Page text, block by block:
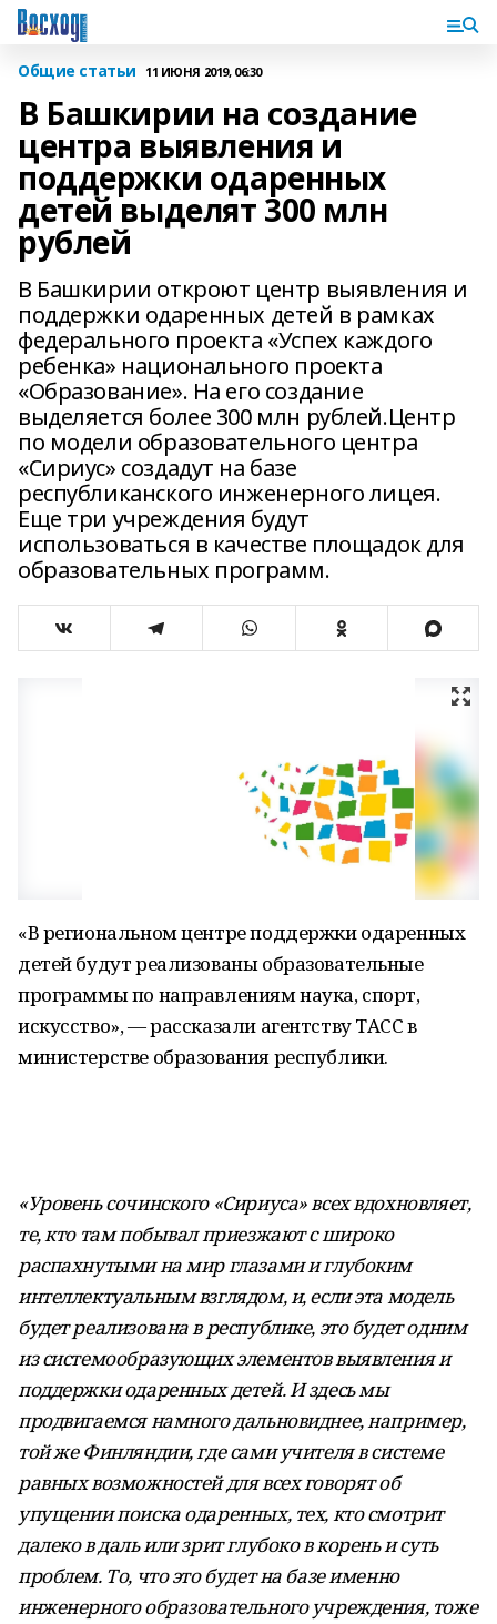
Общие статьи 11 ИЮНЯ 2019, 06:30
В Башкирии на создание
центра выявления и
поддержки одаренных
детей выделят 300 млн
рублей
В Башкирии откроют центр выявления и
поддержки одаренных детей в рамках
федерального проекта «Успех каждого
ребенка» национального проекта
«Образование». На его создание
выделяется более 300 млн рублей.Центр
по модели образовательного центра
«Сириус» создадут на базе
республиканского инженерного лицея.
Еще три учреждения будут
использоваться в качестве площадок для
образовательных программ.
«В региональном центре поддержки одаренных
детей будут реализованы образовательные
программы по направлениям наука, спорт,
искусство», — рассказали агентству ТАСС в
министерстве образования республики.
«Уровень сочинского «Сириуса» всех вдохновляет,
те, кто там побывал приезжают с широко
распахнутыми на мир глазами и глубоким
интеллектуальным взглядом, и, если эта модель
будет реализована в республике, это будет одним
из системообразующих элементов выявления и
поддержки одаренных детей. И здесь мы
продвигаемся намного дальновиднее, например,
той же Финляндии, где сами учителя в системе
равных возможностей для всех говорят об
упущении поиска одаренных, тех, кто смотрит
далеко в даль или зрит глубоко в корень и суть
проблем. То, что это будет на базе именно
инженерного образовательного учреждения, тоже